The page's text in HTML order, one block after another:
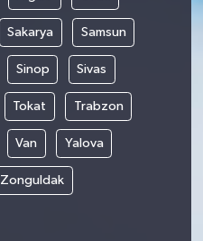
Sakarya Samsun
Sinop Sivas
Tokat Trabzon
Van Yalova
Zonguldak